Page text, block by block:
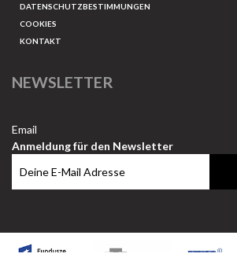
DATENSCHUTZBESTIMMUNGEN
COOKIES
KONTAKT
NEWSLETTER
Email
Anmeldung für den Newsletter